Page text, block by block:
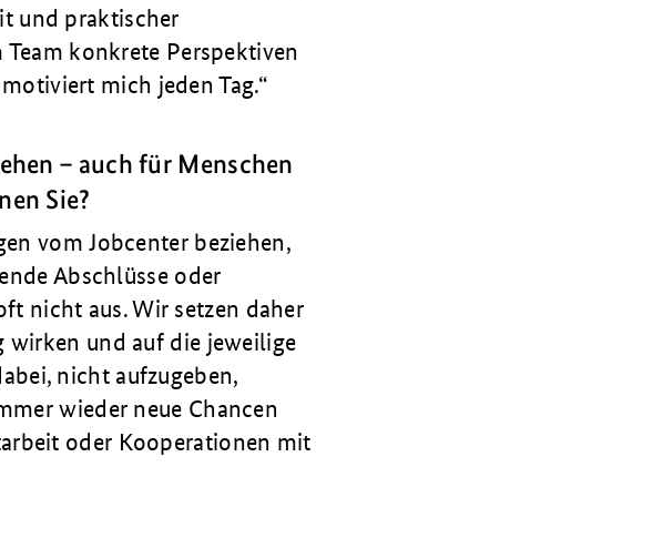
und praktischer
konkrete Perspektiven
mich jeden Tag.
– auch für Menschen
Sie?
vom Jobcenter beziehen,
Abschlüsse oder
nicht aus. Wir setzen daher
wirken und auf die jeweilige
nicht aufzugeben,
wieder neue Chancen
oder Kooperationen mit